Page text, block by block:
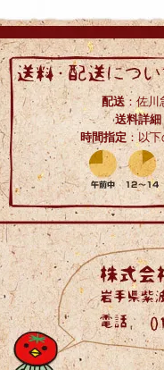
配送：佐川
送料詳細
時間指定 ：以